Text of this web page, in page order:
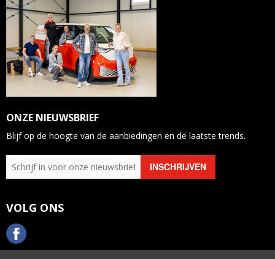
ONZE NIEUWSBRIEF
Blijf op de hoogte van de aanbiedingen en de laatste trends.
VOLG ONS